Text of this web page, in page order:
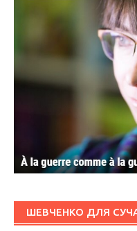
ШЕВЧЕНКО ДЛЯ